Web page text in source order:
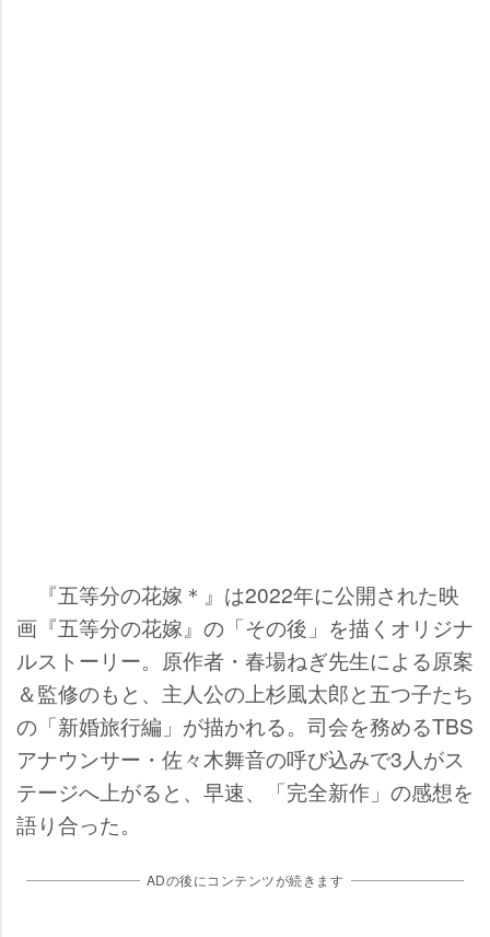
『五等分の花嫁＊』は2022年に公開された映
画『五等分の花嫁』の「その後」を描くオリジナ
ルストーリー。原作者・春場ねぎ先生による原案
＆監修のもと、主人公の上杉風太郎と五つ子たち
の「新婚旅行編」が描かれる。司会を務めるTBS
アナウンサー・佐々木舞音の呼び込みで3人がス
テージへ上がると、早速、「完全新作」の感想を
語り合った。
ADの後にコンテンツが続きます